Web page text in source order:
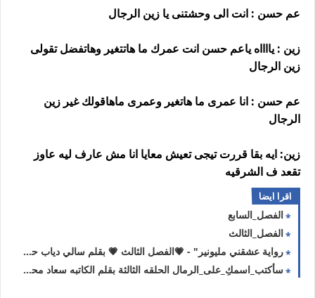
عم حسن : انت الى وحشتنى يا زين الرجال
زين : يااااه ياعم حسن انت عمرك ما هاتتغير وهاتفضل تقولى
زين الرجال
عم حسن : انا عمرى ما هاتغير وعمرى ماهاقولك غير زين
الرجال
زين: ايه بقا قررت تيجى تعيش معايا انا مش عارف ليه عاوز
تقعد ف الشرقيه
اقرا ايضا
الفصل_السابع
الفصل_الثالث
رواية عشقني مليونير" - 💗الفصل الثالث 💗 بقلم سالي دياب حصريه وجديده
سأكتب_اسمكِ_على_الرمال الحلقه الثالثة بقلم الكاتبه سعاد محمد سلامه حصريه وجديده